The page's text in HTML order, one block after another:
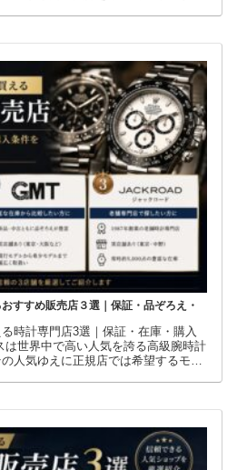
ァンから高い支持を集めているのが
ゼルの「ペプシ」、黒青ベゼルの
人気ゆえに正規店では希望するモデ
なくありません。 そこで多くの方が
古・並行輸入品を取り扱う時計専門